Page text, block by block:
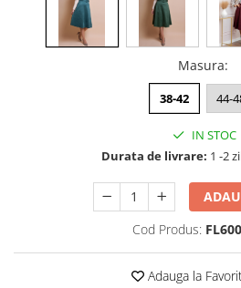
Masura:
38-42 44-
IN STOC
Durata de livrare: 1 -2
Cod Produs:
Adauga la